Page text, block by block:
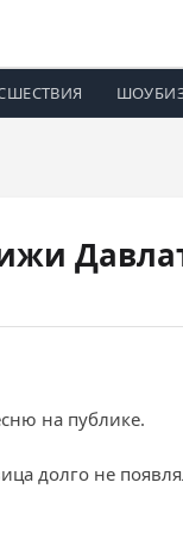
на публике.
долго не